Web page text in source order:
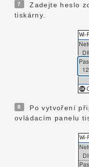
7
Zadejte heslo
tiskárny.
8
Po vytvoření
ovládacím panelu